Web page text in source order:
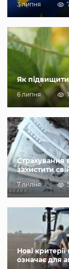
3 липня
Як підвищити
6 липня
Страхування
захистити
7 липня
Нові
означає для